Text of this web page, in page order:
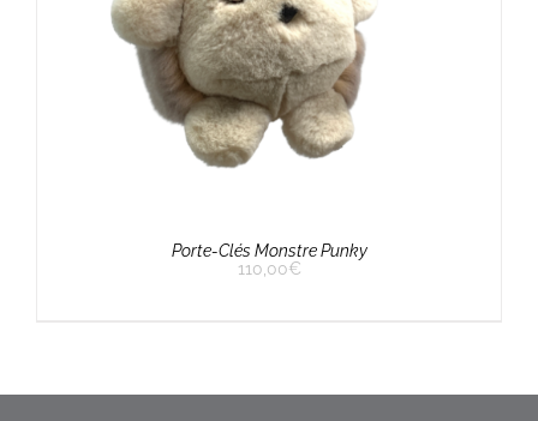
Porte-Clés Monstre Punky
110,00€